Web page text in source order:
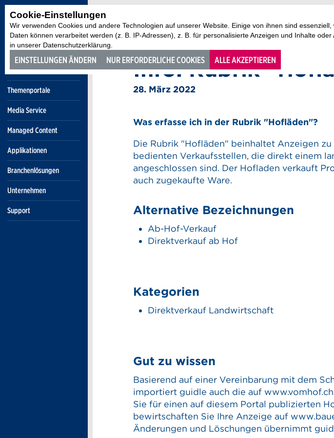
Cookie-Einstellungen
Wir verwenden Cookies und andere Technologien auf unserer Website. Einige von ihnen sind
Daten können verarbeitet werden (z. B. IP-Adressen), z. B. für personalisierte Anzeigen und Inhalte
in unserer Datenschutzerklärung.
EINSTELLUNGEN ÄNDERN NUR ERFORDERLICHE COOKIES ALLE AKZEPTIEREN
Themenportale
Media Service
Managed Content
Applikationen
Branchenlösungen
Unternehmen
Support
Rubrik
Info: Rubrik
28. März 2022
Was erfasse ich in der Rubrik "Hofläden"?
Die Rubrik "Hofläden" beinhaltet Anzeigen
bedienten Verkaufsstellen, die direkt einem
angeschlossen sind. Der Hofladen verkauft
auch zugekaufte Ware.
Alternative Bezeichnungen
Ab-Hof-Verkauf
Direktverkauf ab Hof
Kategorien
Direktverkauf Landwirtschaft
Gut zu wissen
Basierend auf einer Vereinbarung mit dem
importiert guidle auch die auf
Sie für einen auf diesem Portal publizierten
bewirtschaften Sie Ihre Anzeige auf
Änderungen und Löschungen übernimmt